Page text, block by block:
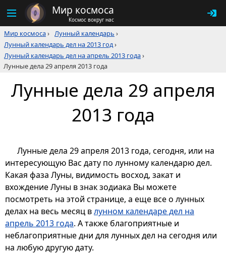
Мир космоса
Космос вокруг нас
Мир космоса› Лунный календарь ›
Лунный календарь дел на 2013 год›
Лунный календарь дел на апрель 2013 года›
Лунные дела 29 апреля 2013 года
Лунные дела 29 апреля
2013 года
Лунные дела 29 апреля 2013 года, сегодня, или на
интересующую Вас дату по лунному календарю дел.
Какая фаза Луны, видимость восход, закат и
вхождение Луны в знак зодиака Вы можете
посмотреть на этой странице, а еще все о лунных
делах на весь месяц влунном календаре дел на
апрель 2013 года. А также благоприятные и
неблагоприятные дни для лунных дел на сегодня или
на любую другую дату.